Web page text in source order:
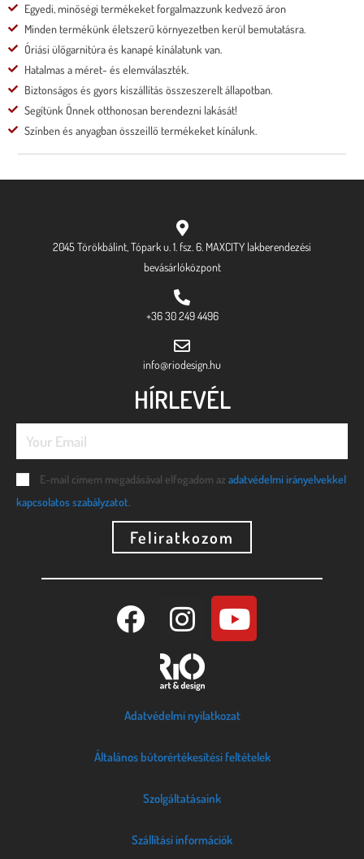
Egyedi, minőségi termékeket forgalmazzunk kedvező áron
Minden termékünk életszerű környezetben kerül bemutatásra.
Óriási ülőgarnitúra és kanapé kínálatunk van.
Hatalmas a méret- és elemválaszték.
Biztonságos és gyors kiszállítás összeszerelt állapotban.
Segítünk Önnek otthonosan berendezni lakását!
Színben és anyagban összeillő termékeket kínálunk.
2045 Törökbálint, Tópark u. 1. fsz. 6. MAXCITY lakberendezési
bevásárlóközpont
+36 30 249 4496
info@riodesign.hu
HÍRLEVÉL
E-mail címem megadásával elfogadom az adatvédelmi irányelvekkel
kapcsolatos szabályzatot.
Feliratkozom
Adatvédelmi nyilatkozat
Általános bútorértékesítési feltételek
Szolgáltatásaink
Szállítási információk